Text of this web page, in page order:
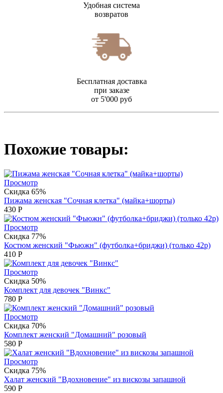
Удобная система
возвратов
Бесплатная доставка
при заказе
от 5'000 руб
Похожие товары:
Просмотр
Скидка 65%
Пижама женская "Сочная клетка" (майка+шорты)
430 Р
Просмотр
Скидка 77%
Костюм женский "Фьюжн" (футболка+бриджи) (только 42р)
410 Р
Просмотр
Скидка 50%
Комплект для девочек "Винкс"
780 Р
Просмотр
Скидка 70%
Комплект женский "Домашний" розовый
580 Р
Просмотр
Скидка 75%
Халат женский "Вдохновение" из вискозы запашной
590 Р